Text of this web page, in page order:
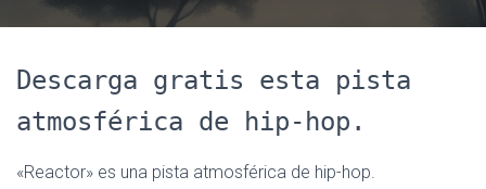
E
Descarga gratis esta pista
atmosférica de hip-hop.
«Reactor» es una pista atmosférica de hip-hop.